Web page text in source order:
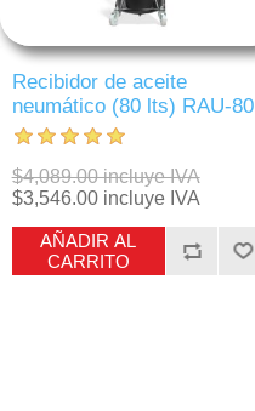
Recibidor de aceite
neumático (80 lts) RAU-80
$4,089.00 incluye IVA
$3,546.00 incluye IVA
AÑADIR AL
CARRITO